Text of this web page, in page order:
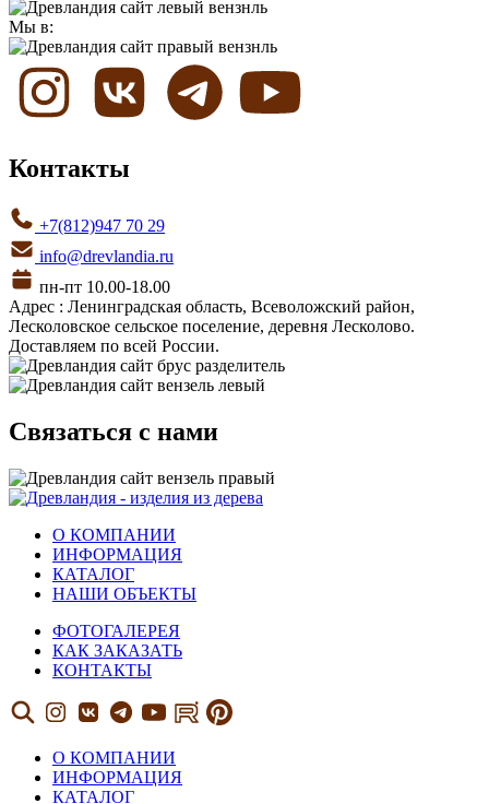
Мы в:
Контакты
+7(812)947 70 29
info@drevlandia.ru
пн-пт 10.00-18.00
Адрес : Ленинградская область, Всеволожский район,
Лесколовское сельское поселение, деревня Лесколово.
Доставляем по всей России.
Связаться с нами
О КОМПАНИИ
ИНФОРМАЦИЯ
КАТАЛОГ
НАШИ ОБЪЕКТЫ
ФОТОГАЛЕРЕЯ
КАК ЗАКАЗАТЬ
КОНТАКТЫ
О КОМПАНИИ
ИНФОРМАЦИЯ
КАТАЛОГ